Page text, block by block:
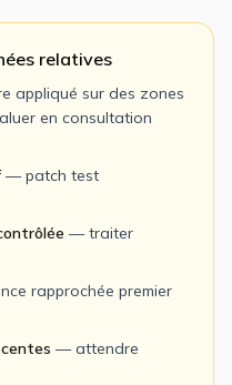
relatives
appliqué sur des zones
en consultation
— patch test
— traiter
rapprochée premier
— attendre